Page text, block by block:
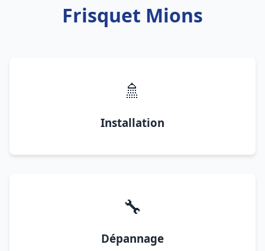
Frisquet Mions
🚿
Installation
🔧
Dépannage